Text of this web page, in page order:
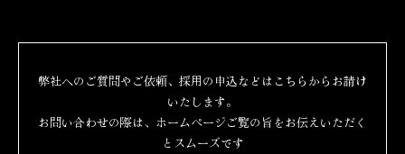
弊社へのご質問やご依頼、採用の申込などはこちらからお請け
いたします。
お問い合わせの際は、ホームページご覧の旨をお伝えいただく
とスムーズです